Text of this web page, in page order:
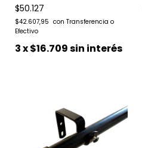
$50.127
$42.607,95
3x$16.709sin interés